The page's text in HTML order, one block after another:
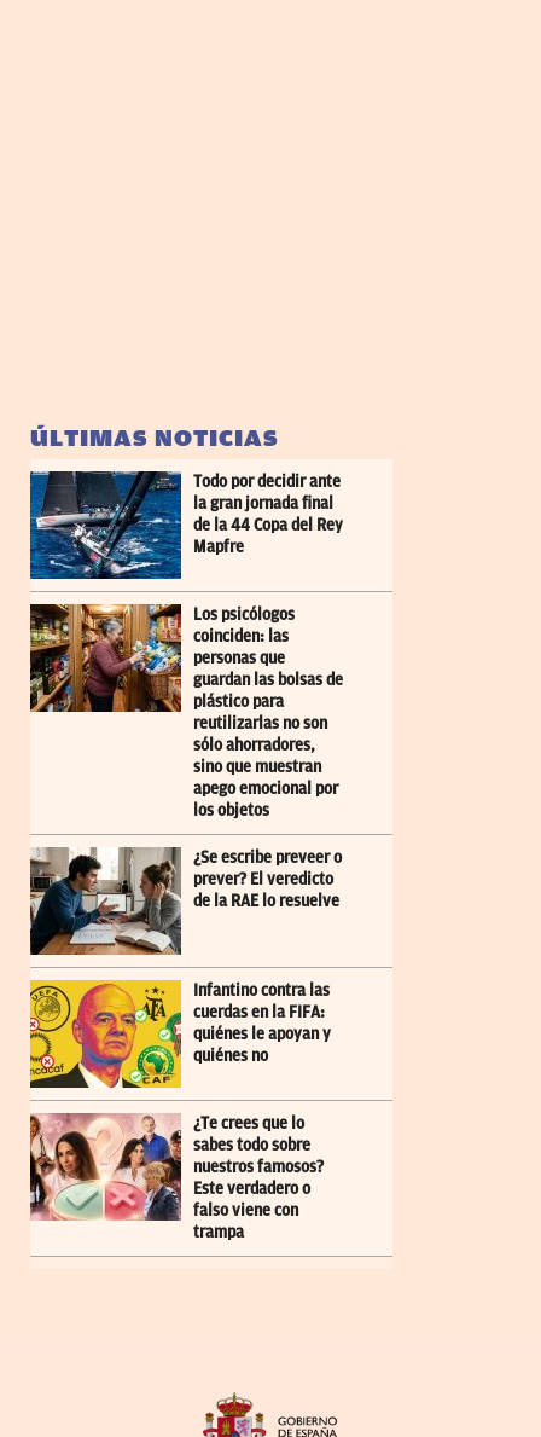
ÚLTIMAS NOTICIAS
Todo por decidir ante
la gran jornada final
de la 44 Copa del Rey
Mapfre
Los psicólogos
coinciden: las
personas que
guardan las bolsas de
plástico para
reutilizarlas no son
sólo ahorradores,
sino que muestran
apego emocional por
los objetos
¿Se escribe preveer o
prever? El veredicto
de la RAE lo resuelve
Infantino contra las
cuerdas en la FIFA:
quiénes le apoyan y
quiénes no
¿Te crees que lo
sabes todo sobre
nuestros famosos?
Este verdadero o
falso viene con
trampa